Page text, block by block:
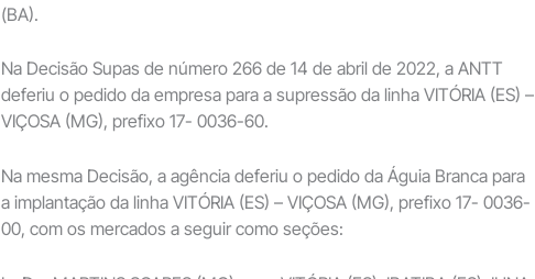
(BA).
Na Decisão Supas de número 266 de 14 de abril de 2022, a ANTT
deferiu o pedido da empresa para a supressão da linha VITÓRIA (ES) –
VIÇOSA (MG), prefixo 17- 0036-60.
Na mesma Decisão, a agência deferiu o pedido da Águia Branca para
a implantação da linha VITÓRIA (ES) – VIÇOSA (MG), prefixo 17- 0036-
00, com os mercados a seguir como seções: